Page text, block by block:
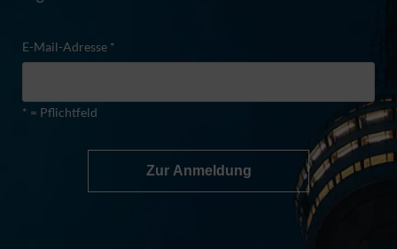
E-Mail-Adresse *
* = Pflichtfeld
Zur Anmeldung